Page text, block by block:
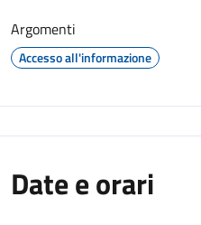
Argomenti
Accesso all'informazione
Date e orari